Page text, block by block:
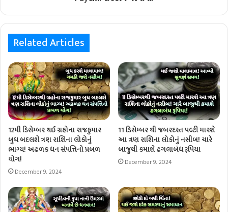
Related Articles
12મી ડિસેમ્બર થઈ ગ્રહોના રાજકુમાર
બુધ બદલશે ત્રણ રાશિના લોકોનું
ભાગ્ય! અઢળક ધન સંપત્તિનો પ્રબળ
યોગ!
December 9, 2024
11 ડિસેમ્બર થી જબરદસ્ત પલ્ટી મારશે
આ ત્રણ રાશિના લોકોનું નસીબ! ચારે
બાજુથી કમાશે ઢગલાબંધ રૂપિયા
December 9, 2024